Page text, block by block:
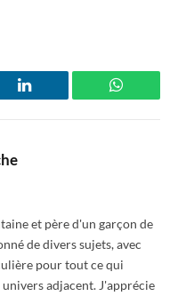
LinkedIn
et père d'un garçon de
de divers sujets, avec
pour tout ce qui
adjacent. J'apprécie